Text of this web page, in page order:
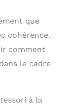
que
cohérence.
comment
le cadre
à la